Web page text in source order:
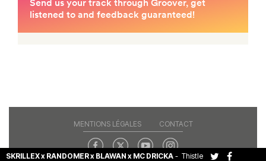
SKRILLEX x RANDOMER x BLAWAN x MC DRICKA - Thistle
MENTIONS LÉGALES CONTACT